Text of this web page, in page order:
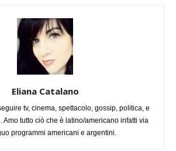
Eliana Catalano
tv, cinema, spettacolo, gossip, politica, e
Amo tutto ciò che è latino/americano infatti via
programmi americani e argentini.